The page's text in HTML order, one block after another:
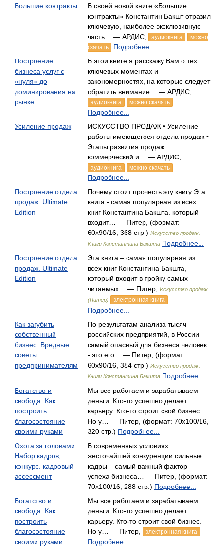
Большие контракты
В своей новой книге «Большие
контракты» Константин Бакшт отразил
ключевую, наиболее эксклюзивную
часть… — АРДИС,
аудиокнига
можно
скачать
Подробнее...
Построение
бизнеса услуг с
«нуля» до
доминирования на
рынке
В этой книге я расскажу Вам о тех
ключевых моментах и
закономерностях, на которые следует
обратить внимание… — АРДИС,
аудиокнига можно скачать
Подробнее...
Усиление продаж
ИСКУССТВО ПРОДАЖ • Усиление
работы имеющегося отдела продаж •
Этапы развития продаж:
коммерческий и… — АРДИС,
аудиокнига можно скачать
Подробнее...
Построение отдела
продаж. Ultimate
Edition
Почему стоит прочесть эту книгу Эта
книга - самая популярная из всех
книг Константина Бакшта, который
входит… — Питер, (формат:
60x90/16, 368 стр.) Искусство продаж.
Книги Константина Бакшта Подробнее...
Построение отдела
продаж. Ultimate
Edition
Эта книга – самая популярная из
всех книг Константина Бакшта,
который входит в тройку самых
читаемых… — Питер,
Искусство продаж
(Питер)
электронная книга
Подробнее...
Как загубить
собственный
бизнес. Вредные
советы
предпринимателям
По результатам анализа тысяч
российских предприятий, в России
самый опасный для бизнеса человек
- это его… — Питер, (формат:
60x90/16, 384 стр.) Искусство продаж.
Книги Константина Бакшта Подробнее...
Богатство и
свобода. Как
построить
благосостояние
своими руками
Мы все работаем и зарабатываем
деньги. Кто-то успешно делает
карьеру. Кто-то строит свой бизнес.
Но у… — Питер, (формат: 70x100/16,
320 стр.) Подробнее...
Охота за головами.
Набор кадров,
конкурс, кадровый
ассессмент
В современных условиях
жесточайшей конкуренции сильные
кадры – самый важный фактор
успеха бизнеса… — Питер, (формат:
70x100/16, 288 стр.) Подробнее...
Богатство и
свобода. Как
построить
благосостояние
своими руками
Мы все работаем и зарабатываем
деньги. Кто-то успешно делает
карьеру. Кто-то строит свой бизнес.
Но у… — Питер,
электронная книга
Подробнее...